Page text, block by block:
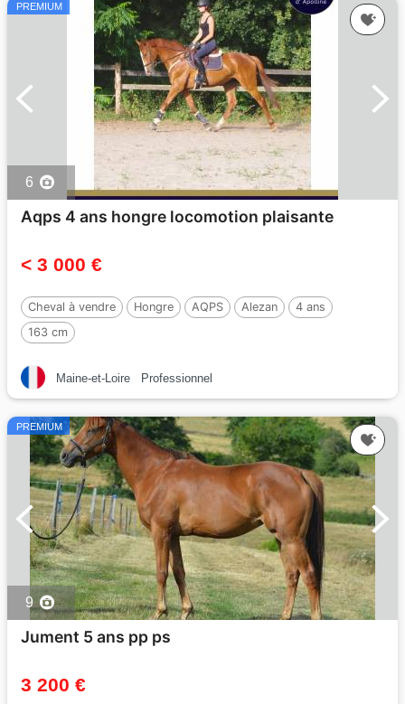
PREMIUM
6
Aqps 4 ans hongre locomotion plaisante
< 3 000 €
Cheval à vendre Hongre AQPS Alezan
4 ans
163 cm
Maine-et-Loire Professionnel
PREMIUM
9
Jument 5 ans pp ps
3 200 €